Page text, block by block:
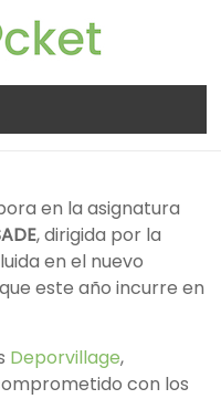
en la asignatura
, dirigida por la
en el nuevo
este año incurre en
Deporvillage,
con los